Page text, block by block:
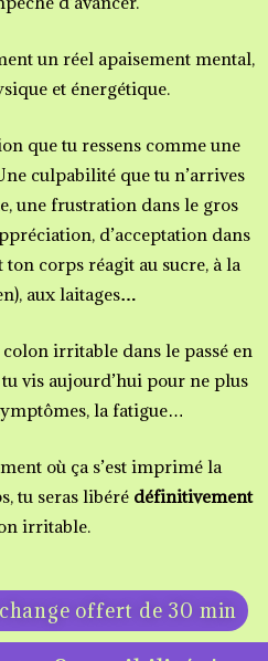
un réel apaisement mental,
et énergétique.
que tu ressens comme une
culpabilité que tu n’arrives
une frustration dans le gros
d’acceptation dans
corps réagit au sucre, à la
aux laitages…
irritable dans le passé en
vis aujourd’hui pour ne plus
la fatigue…
où ça s’est imprimé la
tu seras libéré définitivement
irritable.
offert de 30 min